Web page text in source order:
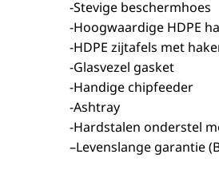
-Stevige beschermhoes
-Hoogwaardige HDPE
-HDPE zijtafels met
-Glasvezel gasket
-Handige chipfeeder
-Ashtray
-Hardstalen onderstel
–Levenslange garantie